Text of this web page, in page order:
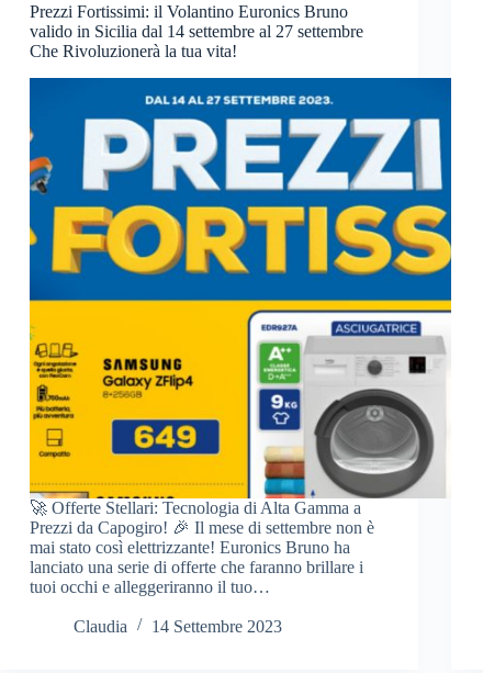
Prezzi Fortissimi: il Volantino Euronics Bruno
valido in Sicilia dal 14 settembre al 27 settembre
Che Rivoluzionerà la tua vita!
🚀 Offerte Stellari: Tecnologia di Alta Gamma a
Prezzi da Capogiro! 🎉 Il mese di settembre non è
mai stato così elettrizzante! Euronics Bruno ha
lanciato una serie di offerte che faranno brillare i
tuoi occhi e alleggeriranno il tuo…
Claudia 14 Settembre 2023